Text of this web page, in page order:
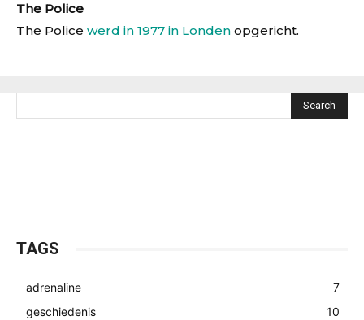
The Police
The Police werd in 1977 in Londen opgericht.
Search
TAGS
adrenaline
7
geschiedenis
10